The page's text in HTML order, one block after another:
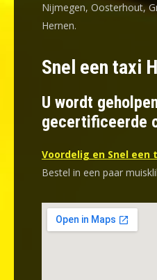
Nijmegen, Oosterhout,
Hernen.
Snel een taxi
U wordt
gecertificeerde
Voordelig en Snel een
Bestel in een paar